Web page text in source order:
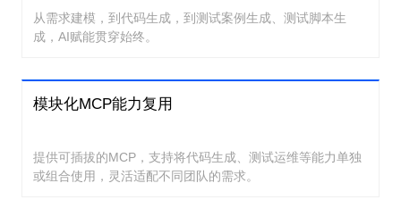
从需求建模，到代码生成，到测试案例生成、测试脚本生
成，AI赋能贯穿始终。
模块化MCP能力复用
提供可插拔的MCP，支持将代码生成、测试运维等能力单独
或组合使用，灵活适配不同团队的需求。